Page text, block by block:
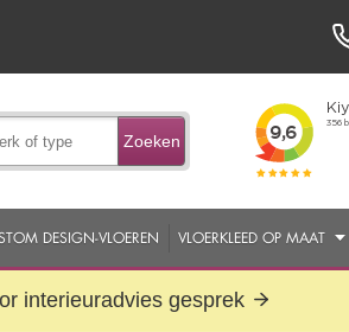
Zoeken
DESIGN-VLOEREN VLOERKLEED OP MAAT
interieuradvies gesprek